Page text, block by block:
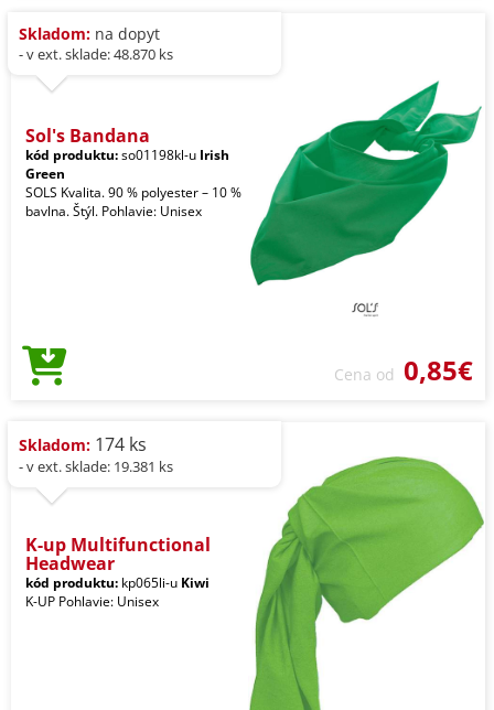
Skladom: na dopyt
- v ext. sklade: 48.870 ks
Sol's Bandana
kód produktu:so01198kl-u Irish
Green
SOLS Kvalita. 90 % polyester – 10 %
bavlna. Štýl. Pohlavie: Unisex
Cena od 0,85€
Skladom: 174 ks
- v ext. sklade: 19.381 ks
K-up Multifunctional
Headwear
kód produktu: kp065li-u Kiwi
K-UP Pohlavie: Unisex